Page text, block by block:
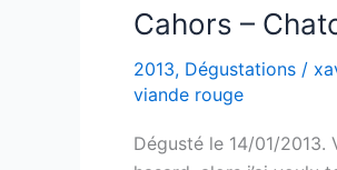
Ginglinger
–
2007
Cahors –
2013, Dégustations /
viande rouge
Dégusté le 14/01/2013.